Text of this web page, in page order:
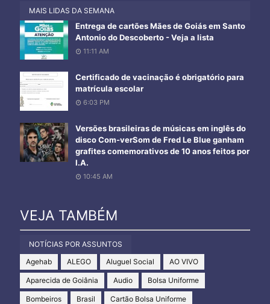
MAIS LIDAS DA SEMANA
Entrega de cartões Mães de Goiás em Santo
Antonio do Descoberto - Veja a lista
11:11 AM
Certificado de vacinação é obrigatório para
matrícula escolar
6:03 PM
Versões brasileiras de músicas em inglês do
disco Com-verSom de Fred Le Blue ganham
grafites comemorativos de 10 anos feitos por
I.A.
10:45 AM
VEJA TAMBÉM
NOTÍCIAS POR ASSUNTOS
Agehab
ALEGO Aluguel Social AO VIVO
Aparecida de Goiânia Audio Bolsa Uniforme
Bombeiros Brasil Cartão Bolsa Uniforme